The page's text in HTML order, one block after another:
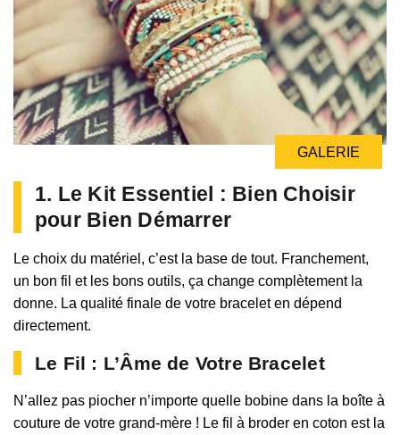
GALERIE
1. Le Kit Essentiel : Bien Choisir
pour Bien Démarrer
Le choix du matériel, c’est la base de tout. Franchement,
un bon fil et les bons outils, ça change complètement la
donne. La qualité finale de votre bracelet en dépend
directement.
Le Fil : L’Âme de Votre Bracelet
N’allez pas piocher n’importe quelle bobine dans la boîte à
couture de votre grand-mère ! Le fil à broder en coton est la